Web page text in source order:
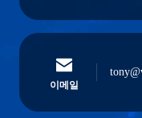
이메일